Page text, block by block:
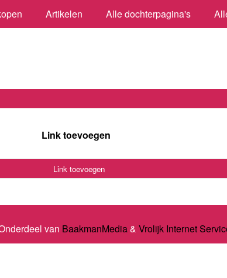
Artikelen Alle dochterpagina's
Link toevoegen
Link toevoegen
van BaakmanMedia& Vrolijk Internet